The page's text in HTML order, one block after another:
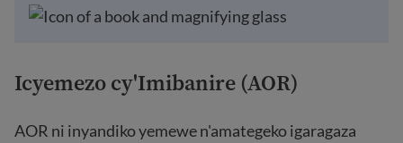
Icyemezo cy'Imibanire (AOR)
AOR ni inyandiko yemewe n'amategeko igaragaza